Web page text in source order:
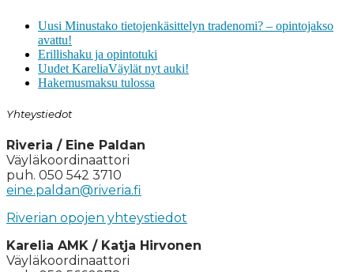
Uusi Minustako tietojenkäsittelyn tradenomi? – opintojakso
avattu!
Erillishaku ja opintotuki
Uudet KareliaVäylät nyt auki!
Hakemusmaksu tulossa
Yhteystiedot
Riveria / Eine Paldan
Väyläkoordinaattori
puh. 050 542 3710
eine.paldan@riveria.fi
Riverian opojen yhteystiedot
Karelia AMK / Katja Hirvonen
Väyläkoordinaattori